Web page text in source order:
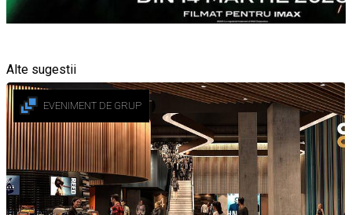
Alte sugestii
EVENIMENT DE GRUP